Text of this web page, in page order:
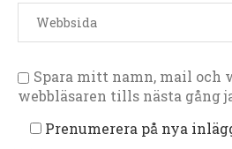
Spara mitt namn, mail och
webbläsaren tills nästa gång
Prenumerera på nya